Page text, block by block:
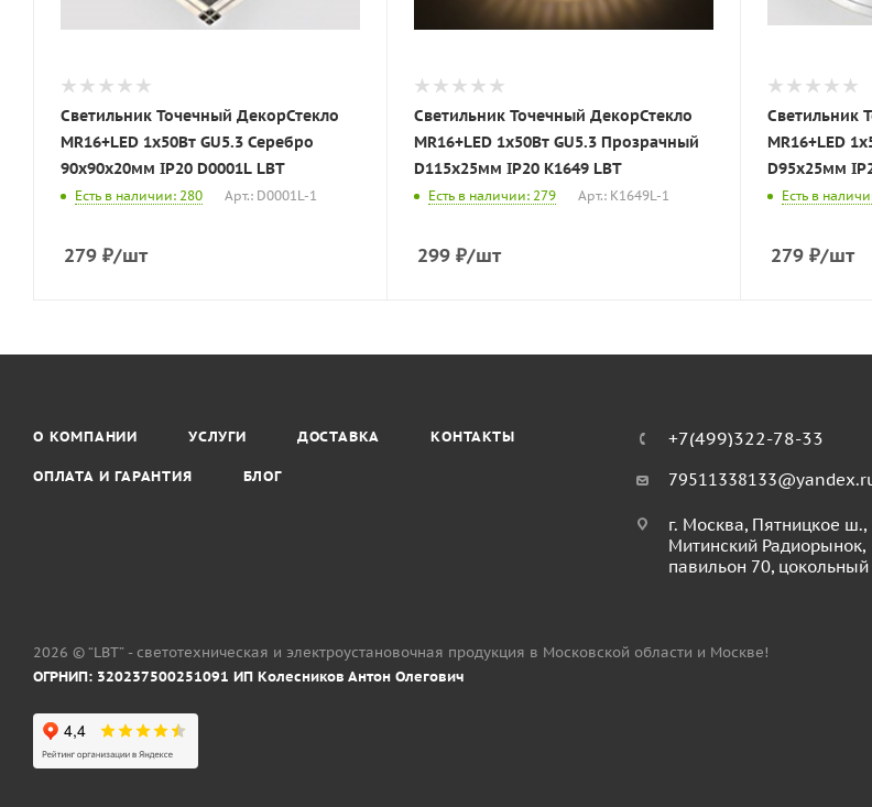
Светильник Точечный ДекорСтекло
MR16+LED 1х50Вт GU5.3 Серебро
90х90х20мм IP20 D0001L LBT
Есть в наличии: 280 Арт.: D0001L-1
279 ₽/шт
Светильник Точечный ДекорСтекло
MR16+LED 1х50Вт GU5.3 Прозрачный
D115х25мм IP20 K1649 LBT
Есть в наличии: 279 Арт.: K1649L-1
299 ₽/шт
Светильник
MR16+LED
Есть в
279 ₽/шт
О КОМПАНИИ УСЛУГИ ДОСТАВКА КОНТАКТЫ
ОПЛАТА И ГАРАНТИЯ БЛОГ
+7(499)322-78-33
г. Москва, Пятницкое ш.,
Митинский Радиорынок,
павильон 70,
2026 © “LBT” - светотехническая и электроустановочная продукция в Московской области и Москве!
ОГРНИП: 320237500251091 ИП Колесников Антон Олегович